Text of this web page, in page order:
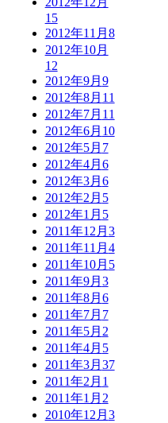
15
2012年11月 8
2012年10月
12
2012年9月 9
2012年8月 11
2012年7月 11
2012年6月 10
2012年5月 7
2012年4月 6
2012年3月 6
2012年2月 5
2012年1月 5
2011年12月 3
2011年11月 4
2011年10月 5
2011年9月 3
2011年8月 6
2011年7月 7
2011年5月 2
2011年4月 5
2011年3月 37
2011年2月 1
2011年1月 2
2010年12月 3